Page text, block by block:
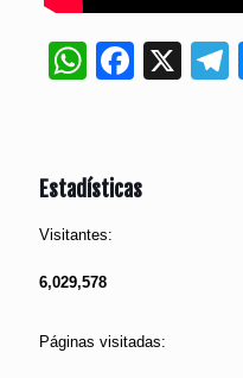
X
Estadísticas
Visitantes:
6,029,578
Páginas visitadas: